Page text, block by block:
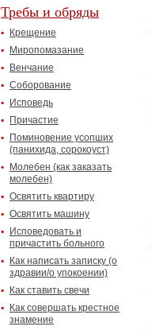
Требы и обряды
Крещение
Миропомазание
Венчание
Соборование
Исповедь
Причастие
Поминовение усопших
(панихида, сорокоуст)
Молебен (как заказать
молебен)
Освятить квартиру
Освятить машину
Исповедовать и
причастить больного
Как написать записку (о
здравии/о упокоении)
Как ставить свечи
Как совершать крестное
знамение